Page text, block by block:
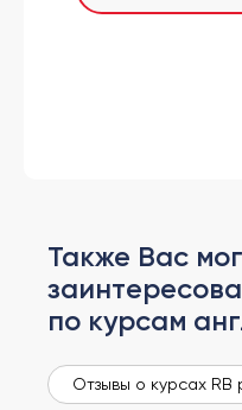
Также Вас
по курсам
Отзывы о курсах RB